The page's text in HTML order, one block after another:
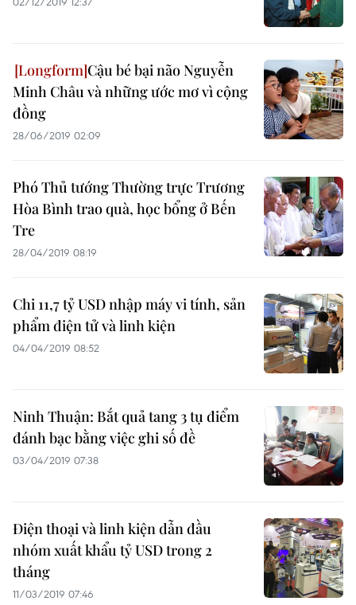
Cậu bé bại não Nguyễn
Minh Châu và những ước mơ vì cộng
đồng
28/06/2019 02:09
Phó Thủ tướng Thường trực Trương
Hòa Bình trao quà, học bổng ở Bến
Tre
28/04/2019 08:19
Chi 11,7 tỷ USD nhập máy vi tính, sản
phẩm điện tử và linh kiện
04/04/2019 08:52
Ninh Thuận: Bắt quả tang 3 tụ điểm
đánh bạc bằng việc ghi số đề
03/04/2019 07:38
Điện thoại và linh kiện dẫn đầu
nhóm xuất khẩu tỷ USD trong 2
tháng
11/03/2019 07:46